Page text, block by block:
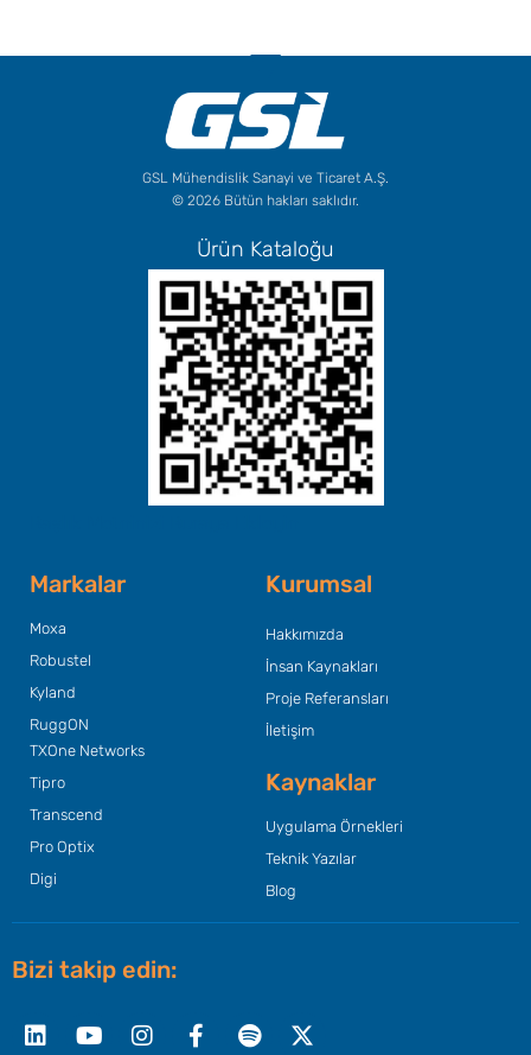
GSL Mühendislik Sanayi ve Ticaret A.Ş.
© 2026 Bütün hakları saklıdır.
Ürün Kataloğu
Markalar
Moxa
Robustel
Kyland
RuggON
TXOne Networks
Tipro
Transcend
Pro Optix
Digi
Kurumsal
Hakkımızda
İnsan Kaynakları
Proje Referansları
İletişim
Kaynaklar
Uygulama Örnekleri
Teknik Yazılar
Blog
Bizi takip edin:
f
twitter